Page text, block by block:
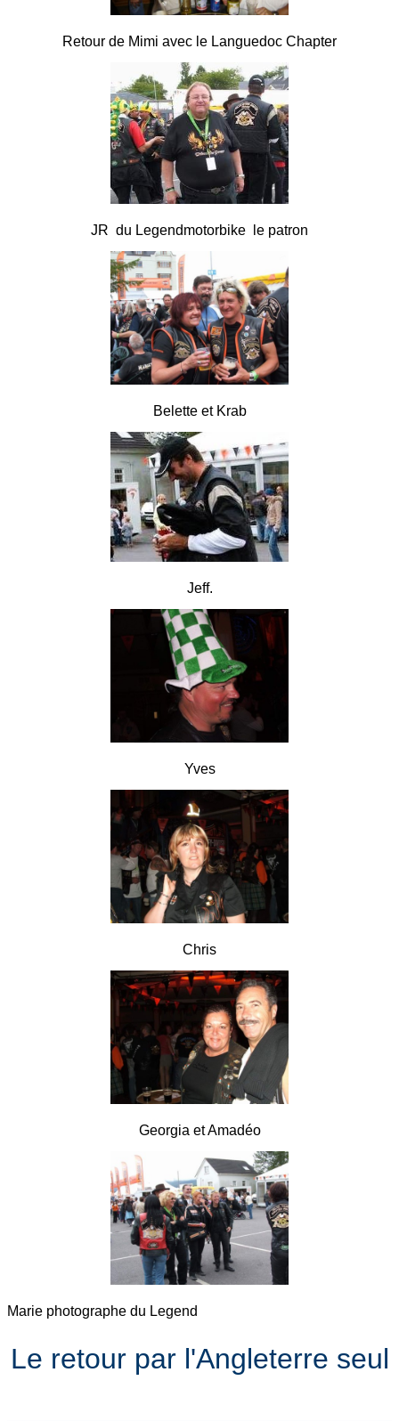
Retour de Mimi avec le Languedoc Chapter
JR du Legendmotorbike le patron
Belette et Krab
Jeff.
Yves
Chris
Georgia et Amadéo
Marie photographe du Legend
Le retour par l'Angleterre seul